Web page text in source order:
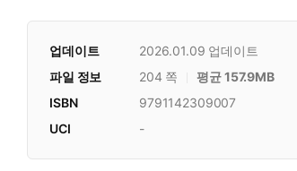
업데이트 2026.01.09 업데이트
파일 정보 204 쪽
평균 157.9MB
ISBN
9791142309007
UCI
-